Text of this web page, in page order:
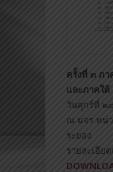
ครั้งที่ ๓ ภา
และภาคใต้
วันศุกร์ที่ ๒
ณ มจร หน่
ระยอง
รายละเอีย